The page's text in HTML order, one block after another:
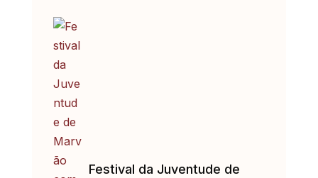
Festival da Juventude de